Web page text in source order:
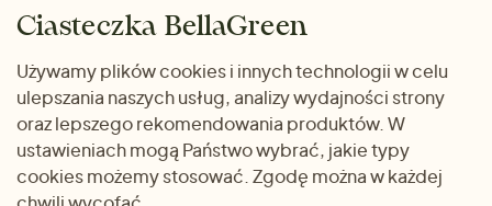
Dom i wnętrze
Prezenty
Dlaczego warto kupować
u nas
METODY PŁATNOŚCI
Ciasteczka BellaGreen
Używamy plików cookies i innych technologii w celu
ulepszania naszych usług, analizy wydajności strony
oraz lepszego rekomendowania produktów. W
ustawieniach mogą Państwo wybrać, jakie typy
cookies możemy stosować. Zgodę można w każdej